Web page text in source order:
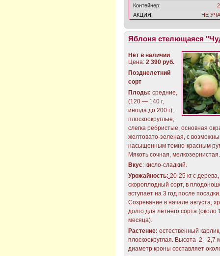
Контейнер:
АКЦИЯ:
НЕ
Яблоня стелющаяся
Нет в наличии
Цена: 2 390 руб.
Позднелетний
сорт
Плоды: средние,
(120 — 140 г,
иногда до 200 г),
плоскоокруглые,
слегка ребристые, основная
желтовато-зеленая, с
насыщенным темно-красным
Мякоть сочная, мелкозернистая.
Вкус: кисло-сладкий.
Урожайность: 20-25 кг с дерева,
скороплодный сорт, в
вступает на 3 год после посадки.
Созревание в начале августа,
долго для летнего сорта (около
месяца).
Растение: естественный
плоскоокруглая. Высота 2 - 2,7
диаметр кроны составляет